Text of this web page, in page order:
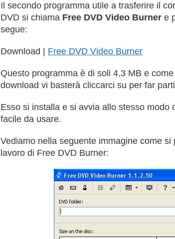
Il secondo programma utile a trasferire il
DVD si chiama Free DVD Video Burner e
segue:
Download | Free DVD Video Burner
Questo programma è di soli 4,3 MB e
download vi basterà cliccarci su per far
Esso si installa e si avvia allo stesso
facile da usare.
Vediamo nella seguente immagine come si
lavoro di Free DVD Burner: